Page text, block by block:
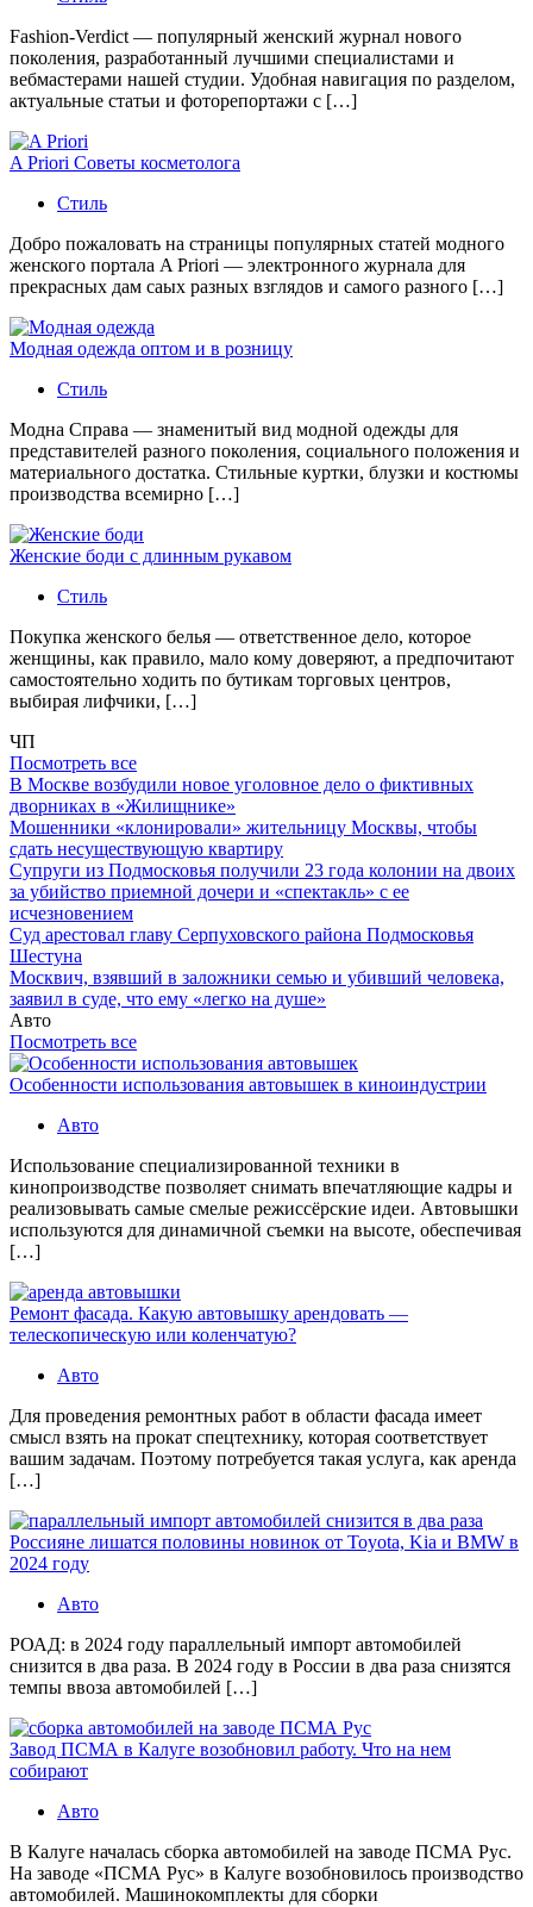
Fashion-Verdict — популярный женский журнал нового
поколения, разработанный лучшими специалистами и
вебмастерами нашей студии. Удобная навигация по разделом,
актуальные статьи и фоторепортажи с […]
A Priori Советы косметолога
Стиль
Добро пожаловать на страницы популярных статей модного
женского портала A Priori — электронного журнала для
прекрасных дам саых разных взглядов и самого разного […]
Модная одежда оптом и в розницу
Стиль
Модна Справа — знаменитый вид модной одежды для
представителей разного поколения, социального положения и
материального достатка. Стильные куртки, блузки и костюмы
производства всемирно […]
Женские боди с длинным рукавом
Стиль
Покупка женского белья — ответственное дело, которое
женщины, как правило, мало кому доверяют, а предпочитают
самостоятельно ходить по бутикам торговых центров,
выбирая лифчики, […]
ЧП
Посмотреть все
В Москве возбудили новое уголовное дело о фиктивных
дворниках в «Жилищнике»
Мошенники «клонировали» жительницу Москвы, чтобы
сдать несуществующую квартиру
Супруги из Подмосковья получили 23 года колонии на двоих
за убийство приемной дочери и «спектакль» с ее
исчезновением
Суд арестовал главу Серпуховского района Подмосковья
Шестуна
Москвич, взявший в заложники семью и убивший человека,
заявил в суде, что ему «легко на душе»
Авто
Посмотреть все
Особенности использования автовышек в киноиндустрии
Авто
Использование специализированной техники в
кинопроизводстве позволяет снимать впечатляющие кадры и
реализовывать самые смелые режиссёрские идеи. Автовышки
используются для динамичной съемки на высоте, обеспечивая
[…]
Ремонт фасада. Какую автовышку арендовать —
телескопическую или коленчатую?
Авто
Для проведения ремонтных работ в области фасада имеет
смысл взять на прокат спецтехнику, которая соответствует
вашим задачам. Поэтому потребуется такая услуга, как аренда
[…]
Россияне лишатся половины новинок от Toyota, Kia и BMW в
2024 году
Авто
РОАД: в 2024 году параллельный импорт автомобилей
снизится в два раза. В 2024 году в России в два раза снизятся
темпы ввоза автомобилей […]
Завод ПСМА в Калуге возобновил работу. Что на нем
собирают
Авто
В Калуге началась сборка автомобилей на заводе ПСМА Рус.
На заводе «ПСМА Рус» в Калуге возобновилось производство
автомобилей. Машинокомплекты для сборки